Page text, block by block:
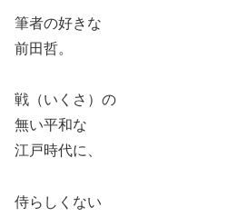
筆者の好きな
前田哲。
戦（いくさ）の
無い平和な
江戸時代に、
侍らしくない